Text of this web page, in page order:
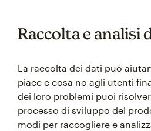
Raccolta e analisi
La raccolta dei dati può
piace e cosa no agli utenti
dei loro problemi puoi
processo di sviluppo del
modi per raccogliere e